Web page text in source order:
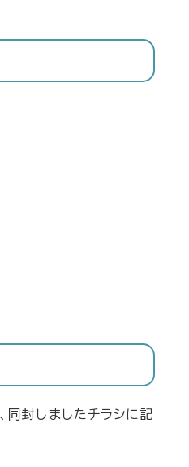
同封しましたチラシに記